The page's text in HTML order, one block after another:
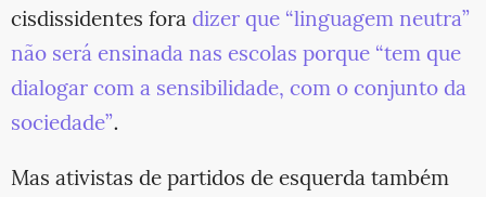
cisdissidentes foradizer que “linguagem neutra”
não será ensinada nas escolas porque “tem que
dialogar com a sensibilidade, com o conjunto da
sociedade”.
Mas ativistas de partidos de esquerda também